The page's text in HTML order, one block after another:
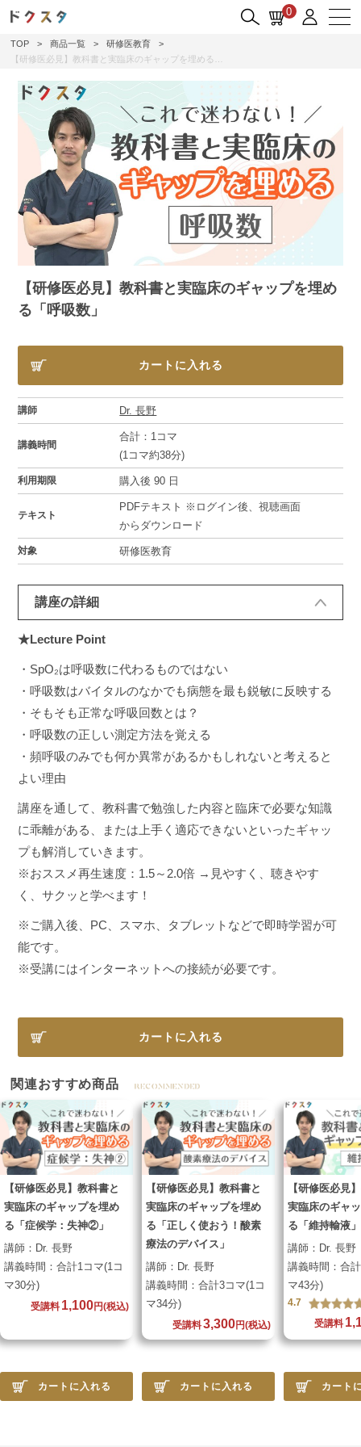
0
TOP > 商品一覧 > 研修医教育
>
【研修医必見】教科書と実臨床のギャップを埋める…
【研修医必見】教科書と実臨床のギャップを埋め
る「呼吸数」
カートに入れる
講師 Dr. 長野
講義時間
合計：1コマ
(1コマ約38分)
利用期限 購入後 90 日
テキスト
PDFテキスト ※ログイン後、視聴画面
からダウンロード
対象 研修医教育
講座の詳細
★Lecture Point
・SpO₂は呼吸数に代わるものではない
・呼吸数はバイタルのなかでも病態を最も鋭敏に反映する
・そもそも正常な呼吸回数とは？
・呼吸数の正しい測定方法を覚える
・頻呼吸のみでも何か異常があるかもしれないと考えると
よい理由
講座を通して、教科書で勉強した内容と臨床で必要な知識
に乖離がある、または上手く適応できないといったギャッ
プも解消していきます。
※おススメ再生速度：1.5～2.0倍 →見やすく、聴きやす
く、サクッと学べます！
※ご購入後、PC、スマホ、タブレットなどで即時学習が可
能です。
※受講にはインターネットへの接続が必要です。
カートに入れる
関連おすすめ商品
【研修医必見】教科書と
実臨床のギャップを埋め
る「症候学：失神②」
講師： Dr. 長野
講義時間： 合計1コマ(1コ
マ30分)
受講料 1,100円(税込)
カートに入れる
【研修医必見】教科書と
実臨床のギャップを埋め
る「正しく使おう！酸素
療法のデバイス」
講師： Dr. 長野
講義時間： 合計3コマ(1コ
マ34分)
受講料3,300円(税込)
カートに入れる
【研修医必見
実臨床のギャ
る「維持輸液」
講師： Dr. 長野
講義時間： 合
マ43分)
4.7
受講料
カート